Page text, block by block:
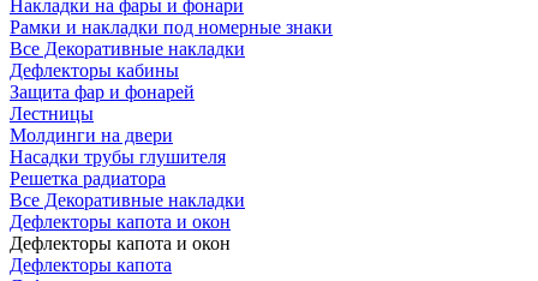
Накладки на фары и фонари
Рамки и накладки под номерные знаки
Все Декоративные накладки
Дефлекторы кабины
Защита фар и фонарей
Лестницы
Молдинги на двери
Насадки трубы глушителя
Решетка радиатора
Все Декоративные накладки
Дефлекторы капота и окон
Дефлекторы капота и окон
Дефлекторы капота